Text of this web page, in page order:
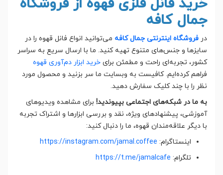
خرید فانل فلزی قهوه از فروشگاه
جمال کافه
در فروشگاه اینترنتی جمال کافه می‌توانید انواع فانل قهوه را در
سایزها و جنس‌های متنوع تهیه کنید. ما با ارسال سریع به سراسر
کشور، تجربه‌ای راحت و مطمئن برای خرید ابزار دم‌آوری قهوه
فراهم کرده‌ایم. کافیست به وبسایت ما سر بزنید و محصول مورد
نظر را با چند کلیک سفارش دهید.
به ما در شبکه‌های اجتماعی بپیوندید! برای مشاهده ویدیوهای
آموزشی، پیشنهادهای ویژه، نقد و بررسی ابزارها و اشتراک تجربه
با دیگر علاقه‌مندان قهوه، ما را دنبال کنید:
اینستاگرام: https://instagram.com/jamal.coffee
تلگرام: https://t.me/jamalcafe